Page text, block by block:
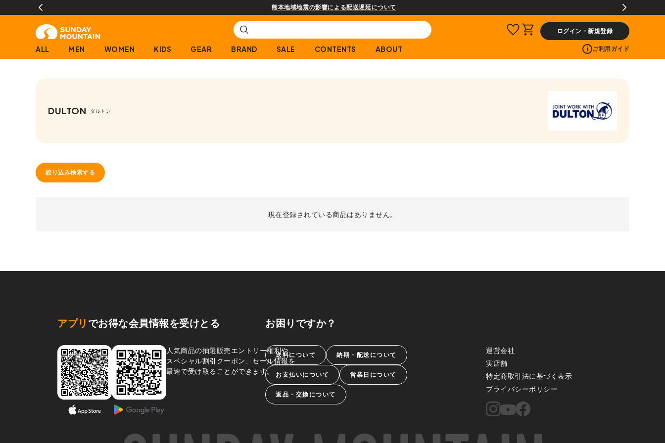
熊本地域地震の影響による配送遅延について
ログイン・新規登録
ALL MEN WOMEN KIDS GEAR BRAND SALE CONTENTS ABOUT ご利用ガイド
DULTON ダルトン
絞り込み検索する
現在登録されている商品はありません。
アプリ でお得な会員情報を受けとる
人気商品の抽選販売エントリー権利や、
スペシャル割引クーポン、セール情報を
最速で受け取ることができます。
お困りですか？
送料について 納期・配送について
お支払いについて 営業日について
返品・交換について
運営会社
実店舗
特定商取引法に基づく表示
プライバシーポリシー